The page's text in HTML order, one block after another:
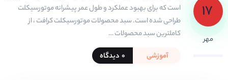
۱۷
مهر
است که برای بهبود عملکرد و طول عمر پیشرانه موتورسیکلت
طراحی شده است. سبد محصولات موتورسیکلت کرافت ، از
کاملترین سبد محصولات …
آموزشی
۰ دیدگاه